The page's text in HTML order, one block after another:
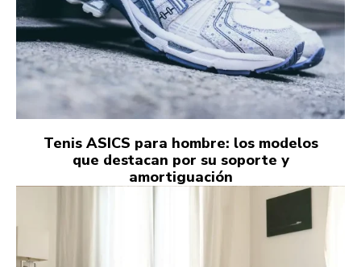
Tenis ASICS para hombre: los modelos
que destacan por su soporte y
amortiguación